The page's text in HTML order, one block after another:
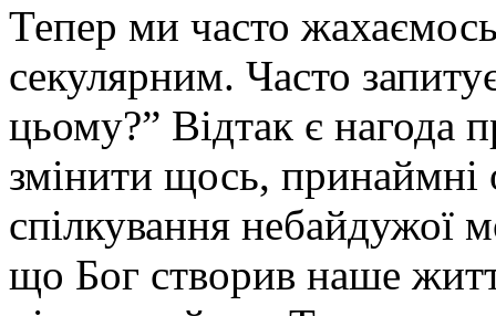
Тепер ми часто
секулярним. Часто
цьому?” Відтак є нагода
змінити щось, принаймні
спілкування небайдужої
що Бог створив наше